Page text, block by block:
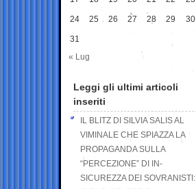
24 25 26 27 28 29 30
31
« Lug
Leggi gli ultimi articoli
inseriti
IL BLITZ DI SILVIA SALIS AL
VIMINALE CHE SPIAZZA LA
PROPAGANDA SULLA
“PERCEZIONE” DI IN-
SICUREZZA DEI SOVRANISTI: